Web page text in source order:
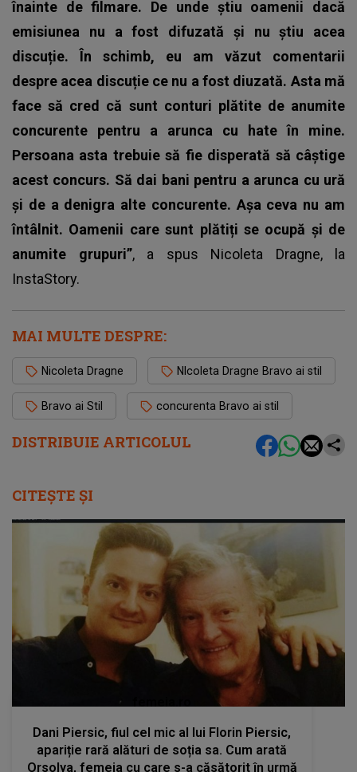
DISTRIBUIE ARTICOLUL
înainte de filmare. De unde știu oamenii dacă
emisiunea nu a fost difuzată și nu știu acea
discuție. În schimb, eu am văzut comentarii
despre acea discuție ce nu a fost diuzată. Asta mă
face să cred că sunt conturi plătite de anumite
concurente pentru a arunca cu hate în mine.
Persoana asta trebuie să fie disperată să câștige
acest concurs. Să dai bani pentru a arunca cu ură
și de a denigra alte concurente. Așa ceva nu am
întâlnit. Oamenii care sunt plătiți se ocupă și de
anumite grupuri”, a spus Nicoleta Dragne, la
InstaStory.
MAI MULTE DESPRE:
Nicoleta Dragne NIcoleta Dragne Bravo ai stil
Bravo ai Stil concurenta Bravo ai stil
CITEȘTE ȘI
Dani Piersic, fiul cel mic al lui Florin Piersic,
apariție rară alături de soția sa. Cum arată
Orsolya, femeia cu care s-a căsătorit în urmă